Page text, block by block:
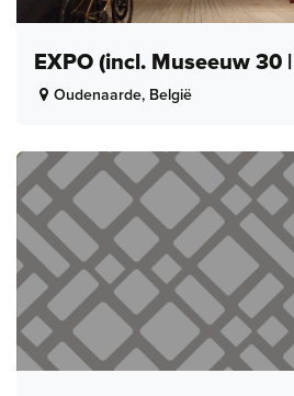
EXPO (incl. Museeuw 30
Oudenaarde, België